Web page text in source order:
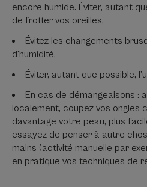
encore humide. Éviter, autant
de frotter vos oreilles,
Évitez les changements
d'humidité,
Éviter, autant que possible,
En cas de démangeaisons :
localement, coupez vos ongles
davantage votre peau, plus
essayez de penser à autre
mains (activité manuelle par
en pratique vos techniques de